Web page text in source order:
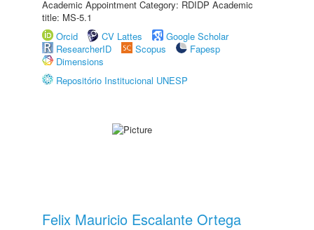
Academic Appointment Category: RDIDP Academic
title: MS-5.1
Orcid
CV Lattes
Google Scholar
ResearcherID
Scopus
Fapesp
Dimensions
Repositório Institucional UNESP
Felix Mauricio Escalante Ortega